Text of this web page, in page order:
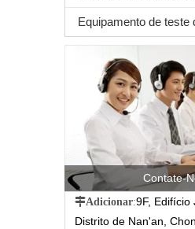
Contate-
Adicionar:9F, Edifício
Distrito de Nan'an,